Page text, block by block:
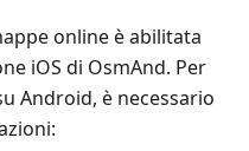
online è abilitata
iOS di OsmAnd. Per
Android, è necessario